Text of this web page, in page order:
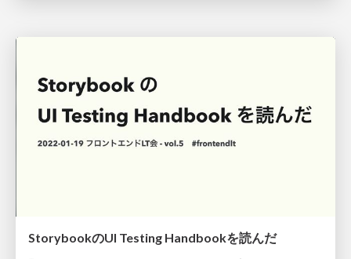
StorybookのUI Testing Handbookを読んだ